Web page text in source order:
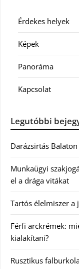
Érdekes helyek
Képek
Panoráma
Kapcsolat
Legutóbbi
Darázsirtás
Munkaügyi
el a drága vitákat
Tartós élelmiszer a
Férfi arckrémek:
kialakítani?
Rusztikus